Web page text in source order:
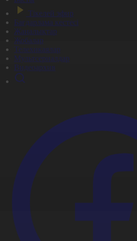
Тікелей эфир
Бағдарлама кестесі
Жаңалықтар
Жобалар
Телехикаялар
Мультсериалдар
Видеоархив